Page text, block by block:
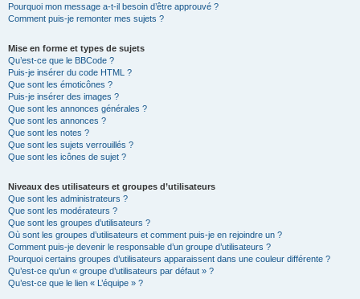
Pourquoi mon message a-t-il besoin d’être approuvé ?
Comment puis-je remonter mes sujets ?
Mise en forme et types de sujets
Qu’est-ce que le BBCode ?
Puis-je insérer du code HTML ?
Que sont les émoticônes ?
Puis-je insérer des images ?
Que sont les annonces générales ?
Que sont les annonces ?
Que sont les notes ?
Que sont les sujets verrouillés ?
Que sont les icônes de sujet ?
Niveaux des utilisateurs et groupes d’utilisateurs
Que sont les administrateurs ?
Que sont les modérateurs ?
Que sont les groupes d’utilisateurs ?
Où sont les groupes d’utilisateurs et comment puis-je en rejoindre un ?
Comment puis-je devenir le responsable d’un groupe d’utilisateurs ?
Pourquoi certains groupes d’utilisateurs apparaissent dans une couleur différente ?
Qu’est-ce qu’un « groupe d’utilisateurs par défaut » ?
Qu’est-ce que le lien « L’équipe » ?